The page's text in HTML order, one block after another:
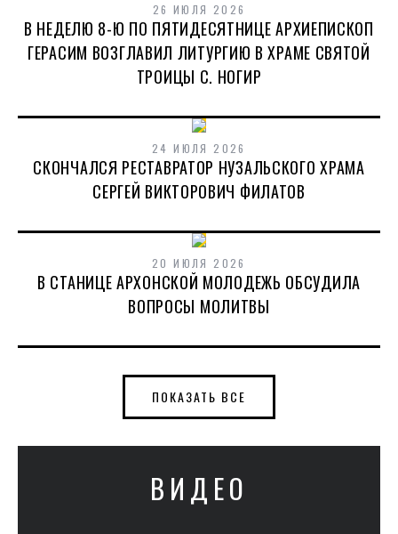
26 ИЮЛЯ 2026
В НЕДЕЛЮ 8-Ю ПО ПЯТИДЕСЯТНИЦЕ АРХИЕПИСКОП
ГЕРАСИМ ВОЗГЛАВИЛ ЛИТУРГИЮ В ХРАМЕ СВЯТОЙ
ТРОИЦЫ С. НОГИР
24 ИЮЛЯ 2026
СКОНЧАЛСЯ РЕСТАВРАТОР НУЗАЛЬСКОГО ХРАМА
СЕРГЕЙ ВИКТОРОВИЧ ФИЛАТОВ
20 ИЮЛЯ 2026
В СТАНИЦЕ АРХОНСКОЙ МОЛОДЕЖЬ ОБСУДИЛА
ВОПРОСЫ МОЛИТВЫ
ПОКАЗАТЬ ВСЕ
ВИДЕО